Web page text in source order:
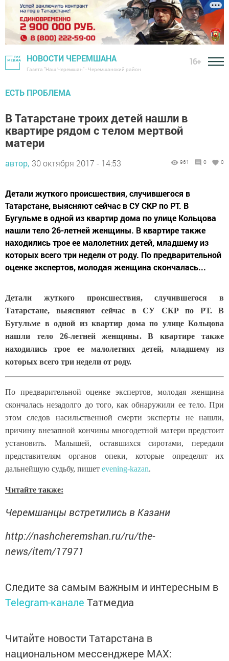
НОВОСТИ ЧЕРЕМШАНА
Газета "Наш Черемшан" - Черемшанский район
16+
ЕСТЬ ПРОБЛЕМА
В Татарстане троих детей нашли в
квартире рядом с телом мертвой
матери
автор, 30 октября 2017 - 14:53 961 0 0
Детали жуткого происшествия, случившегося в
Татарстане, выясняют сейчас в СУ СКР по РТ. В
Бугульме в одной из квартир дома по улице Кольцова
нашли тело 26-летней женщины. В квартире также
находились трое ее малолетних детей, младшему из
которых всего три недели от роду. По предварительной
оценке экспертов, молодая женщина скончалась...
Детали жуткого происшествия, случившегося в
Татарстане, выясняют сейчас в СУ СКР по РТ. В
Бугульме в одной из квартир дома по улице Кольцова
нашли тело 26-летней женщины. В квартире также
находились трое ее малолетних детей, младшему из
которых всего три недели от роду.
По предварительной оценке экспертов, молодая женщина
скончалась незадолго до того, как обнаружили ее тело. При
этом следов насильственной смерти эксперты не нашли,
причину внезапной кончины многодетной матери предстоит
установить. Малышей, оставшихся сиротами, передали
представителям органов опеки, которые определят их
дальнейшую судьбу, пишет evening-kazan.
Читайте также:
Черемшанцы встретились в Казани
http://nashcheremshan.ru/ru/the-
news/item/17971
Следите за самым важным и интересным в
Telegram-канале Татмедиа
Читайте новости Татарстана в
национальном мессенджере MАХ: